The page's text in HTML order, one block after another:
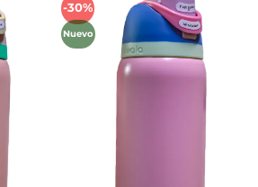
Añadir
lista de
deseos
-30%
Nuevo
Añadir
lista de
deseos